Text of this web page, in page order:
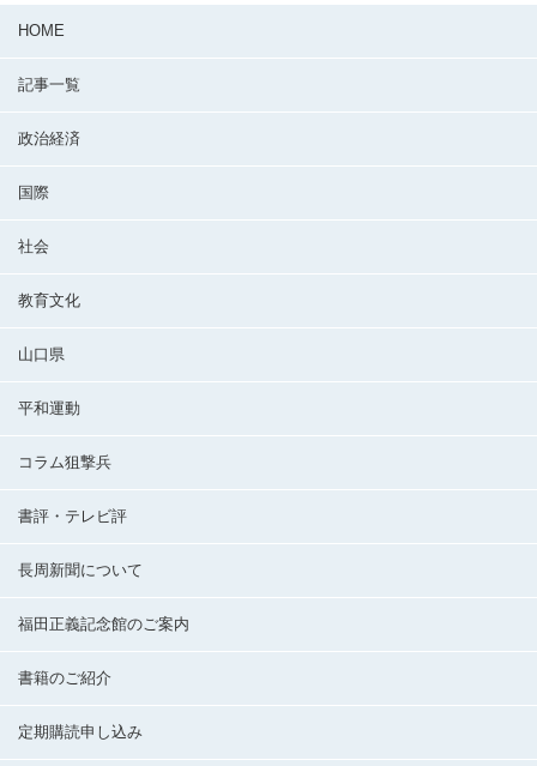
HOME
記事一覧
政治経済
国際
社会
教育文化
山口県
平和運動
コラム狙撃兵
書評・テレビ評
長周新聞について
福田正義記念館のご案内
書籍のご紹介
定期購読申し込み